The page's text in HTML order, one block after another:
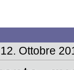
Ottobre